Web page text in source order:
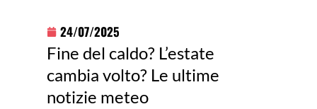
24/07/2025
Fine del caldo? L’estate
cambia volto? Le ultime
notizie meteo